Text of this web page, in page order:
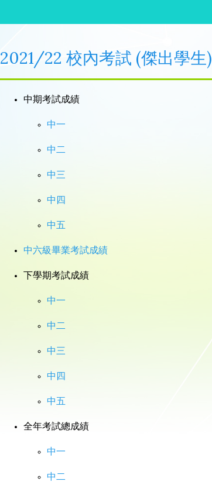
2021/22 校內考試 (傑出學生)
中期考試成績
中一
中二
中三
中四
中五
中六級畢業考試成績
下學期考試成績
中一
中二
中三
中四
中五
全年考試總成績
中一
中二